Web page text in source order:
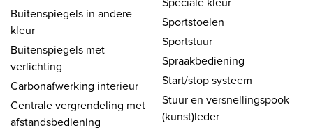
Buitenspiegels in andere
kleur
Buitenspiegels met
verlichting
Carbonafwerking interieur
Centrale vergrendeling met
afstandsbediening
Sportstoelen
Sportstuur
Spraakbediening
Start/stop systeem
Stuur en versnellingspook
(kunst)leder